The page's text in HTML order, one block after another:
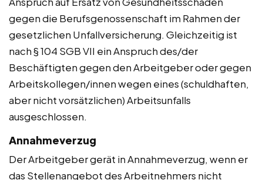
gegen die Berufsgenossenschaft im Rahmen der
gesetzlichen Unfallversicherung. Gleichzeitig ist
nach § 104 SGB VII ein Anspruch des/der
Beschäftigten gegen den Arbeitgeber oder gegen
Arbeitskollegen/innen wegen eines (schuldhaften,
aber nicht vorsätzlichen) Arbeitsunfalls
ausgeschlossen.
Annahmeverzug
Der Arbeitgeber gerät in Annahmeverzug, wenn er
das Stellenangebot des Arbeitnehmers nicht